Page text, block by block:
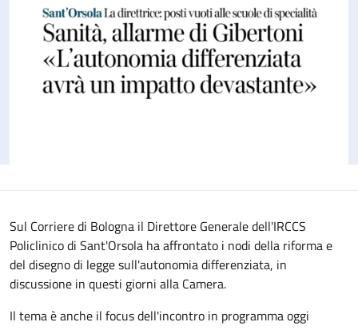
Sul Corriere di Bologna il Direttore Generale dell'IRCCS
Policlinico di Sant'Orsola ha affrontato i nodi della riforma e
del disegno di legge sull'autonomia differenziata, in
discussione in questi giorni alla Camera.
Il tema è anche il focus dell'incontro in programma oggi